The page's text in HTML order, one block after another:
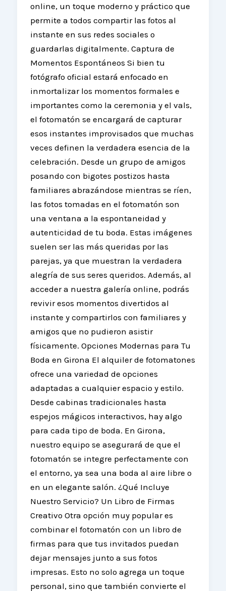
online, un toque moderno y práctico que
permite a todos compartir las fotos al
instante en sus redes sociales o
guardarlas digitalmente. Captura de
Momentos Espontáneos Si bien tu
fotógrafo oficial estará enfocado en
inmortalizar los momentos formales e
importantes como la ceremonia y el vals,
el fotomatón se encargará de capturar
esos instantes improvisados que muchas
veces definen la verdadera esencia de la
celebración. Desde un grupo de amigos
posando con bigotes postizos hasta
familiares abrazándose mientras se ríen,
las fotos tomadas en el fotomatón son
una ventana a la espontaneidad y
autenticidad de tu boda. Estas imágenes
suelen ser las más queridas por las
parejas, ya que muestran la verdadera
alegría de sus seres queridos. Además, al
acceder a nuestra galería online, podrás
revivir esos momentos divertidos al
instante y compartirlos con familiares y
amigos que no pudieron asistir
físicamente. Opciones Modernas para Tu
Boda en Girona El alquiler de fotomatones
ofrece una variedad de opciones
adaptadas a cualquier espacio y estilo.
Desde cabinas tradicionales hasta
espejos mágicos interactivos, hay algo
para cada tipo de boda. En Girona,
nuestro equipo se asegurará de que el
fotomatón se integre perfectamente con
el entorno, ya sea una boda al aire libre o
en un elegante salón. ¿Qué Incluye
Nuestro Servicio? Un Libro de Firmas
Creativo Otra opción muy popular es
combinar el fotomatón con un libro de
firmas para que tus invitados puedan
dejar mensajes junto a sus fotos
impresas. Esto no solo agrega un toque
personal, sino que también convierte el